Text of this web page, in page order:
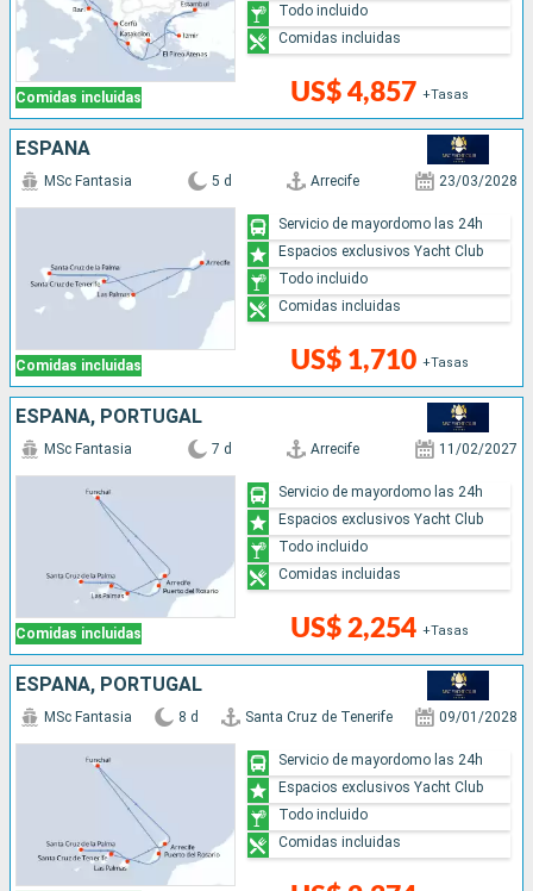
Comidas incluidas US$ 4,857 +Tasas
Todo incluido
Comidas incluidas
ESPAÑA
Comidas incluidas
MSc Fantasia 5 d Arrecife 23/03/2028
US$ 1,710 +Tasas
Servicio de mayordomo las 24h
Espacios exclusivos Yacht Club
Todo incluido
Comidas incluidas
ESPAÑA, PORTUGAL
Comidas incluidas
MSc Fantasia 7 d Arrecife 11/02/2027
US$ 2,254 +Tasas
Servicio de mayordomo las 24h
Espacios exclusivos Yacht Club
Todo incluido
Comidas incluidas
ESPAÑA, PORTUGAL
MSc Fantasia 8 d Santa Cruz de Tenerife 09/01/2028
Servicio de mayordomo las 24h
Espacios exclusivos Yacht Club
Todo incluido
Comidas incluidas